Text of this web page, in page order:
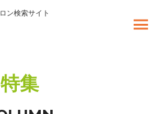
ン検索サイト
特集